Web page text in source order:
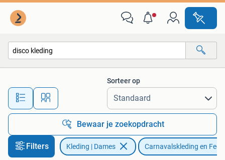
Alle afstanden…
Sorteer op
Bewaar je zoekopdracht
Filters Kleding | Dames Carnavalskleding en